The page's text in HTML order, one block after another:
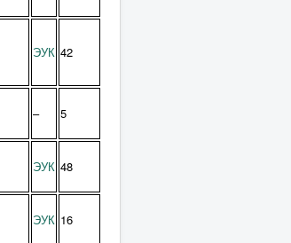
ЭУК 42
– 5
ЭУК 48
ЭУК 16